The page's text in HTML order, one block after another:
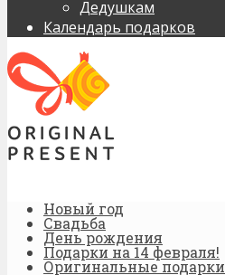
Дедушкам
Календарь подарков
Новый год
Свадьба
День рождения
Подарки на 14 февраля!
Оригинальные подарки